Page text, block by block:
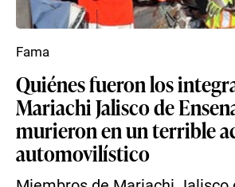
Quiénes fueron los
Mariachi Jalisco de
murieron en un terrible
automovilístico
Fama